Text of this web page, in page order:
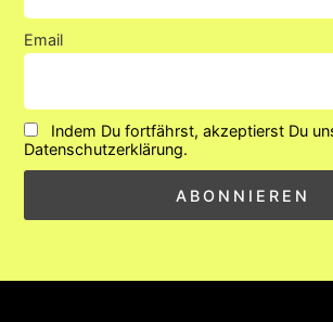
Email
Indem Du fortfährst, akzeptierst Du
Datenschutzerklärung.